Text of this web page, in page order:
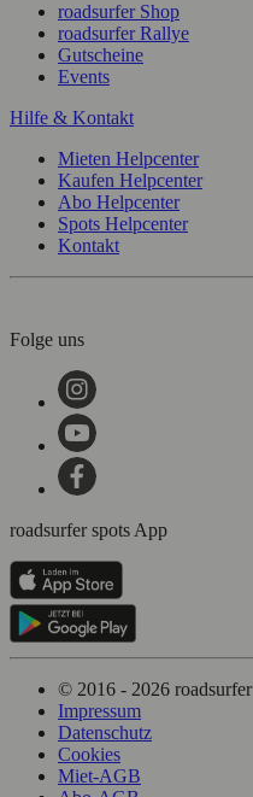
roadsurfer Shop
roadsurfer Rallye
Gutscheine
Events
Hilfe & Kontakt
Mieten Helpcenter
Kaufen Helpcenter
Abo Helpcenter
Spots Helpcenter
Kontakt
Folge uns
roadsurfer spots App
© 2016 - 2026 roadsurfer
Impressum
Datenschutz
Cookies
Miet-AGB